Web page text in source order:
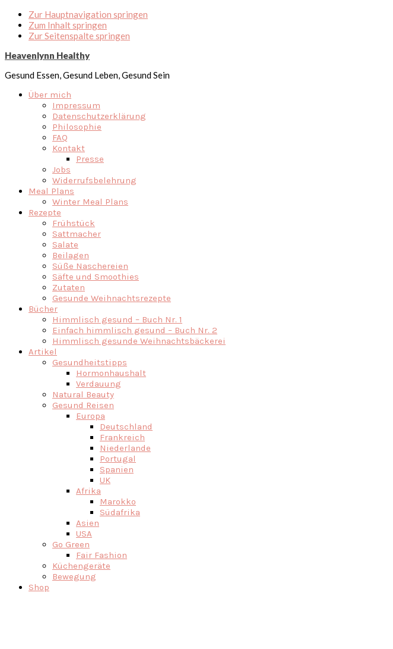
Zur Hauptnavigation springen
Zum Inhalt springen
Zur Seitenspalte springen
Heavenlynn Healthy
Gesund Essen, Gesund Leben, Gesund Sein
Über mich
Impressum
Datenschutzerklärung
Philosophie
FAQ
Kontakt
Presse
Jobs
Widerrufsbelehrung
Meal Plans
Winter Meal Plans
Rezepte
Frühstück
Sattmacher
Salate
Beilagen
Süße Naschereien
Säfte und Smoothies
Zutaten
Gesunde Weihnachtsrezepte
Bücher
Himmlisch gesund – Buch Nr. 1
Einfach himmlisch gesund – Buch Nr. 2
Himmlisch gesunde Weihnachtsbäckerei
Artikel
Gesundheitstipps
Hormonhaushalt
Verdauung
Natural Beauty
Gesund Reisen
Europa
Deutschland
Frankreich
Niederlande
Portugal
Spanien
UK
Afrika
Marokko
Südafrika
Asien
USA
Go Green
Fair Fashion
Küchengeräte
Bewegung
Shop